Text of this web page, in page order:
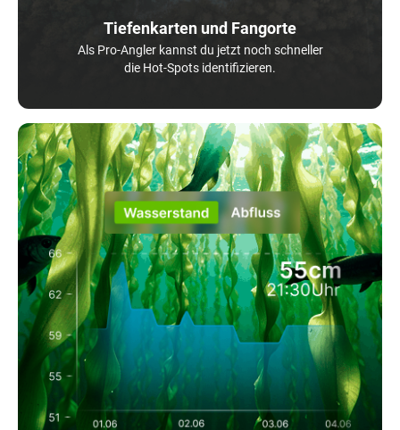
Tiefenkarten und Fangorte
Als Pro-Angler kannst du jetzt noch schneller
die Hot-Spots identifizieren.